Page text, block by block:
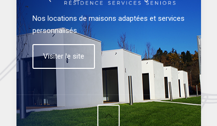
Nos locations de maisons adaptées et services
personnalisés
Visiter le site